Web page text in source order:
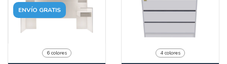
ENVÍO GRATIS
6 colores 4 colores